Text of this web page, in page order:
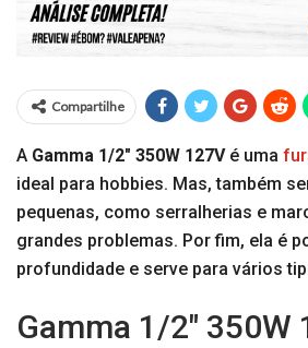
Compartilhe
A Gamma 1/2″ 350W 127V é uma
ideal para hobbies. Mas, também
pequenas, como serralherias e
grandes problemas. Por fim, ela é
profundidade e serve para vários
Gamma 1/2″ 350W